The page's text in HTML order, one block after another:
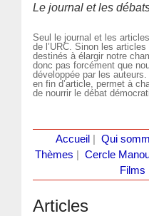
Le journal et les
Seul le journal et les
de l’URC. Sinon les
destinés à élargir notre
donc pas forcément que
développée par les
en fin d’article, permet à
de nourrir le débat
Accueil Qui
Thèmes
Cercle
Films
Articles